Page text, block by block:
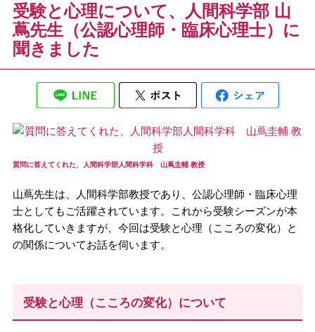
受験と心理について、人間科学部 山
蔦先生（公認心理師・臨床心理士）に
聞きました
質問に答えてくれた、人間科学部人間科学科 山蔦圭輔 教授
山蔦先生は、人間科学部教授であり、公認心理師・臨床心理
士としてもご活躍されています。これから受験シーズンが本
格化していきますが、今回は受験と心理（こころの変化）と
の関係についてお話を伺います。
受験と心理（こころの変化）について